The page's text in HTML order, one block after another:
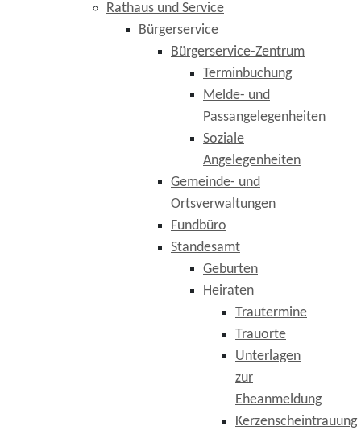
Rathaus und Service
Bürgerservice
Bürgerservice-Zentrum
Terminbuchung
Melde- und
Passangelegenheiten
Soziale
Angelegenheiten
Gemeinde- und
Ortsverwaltungen
Fundbüro
Standesamt
Geburten
Heiraten
Trautermine
Trauorte
Unterlagen
zur
Eheanmeldung
Kerzenscheintrauung